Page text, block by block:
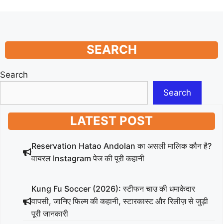
SEARCH
Search
Search
LATEST POST
Reservation Hatao Andolan का असली मालिक कौन है?
वायरल Instagram पेज की पूरी कहानी
Kung Fu Soccer (2026): स्टीफन चाउ की धमाकेदार
वापसी, जानिए फिल्म की कहानी, स्टारकास्ट और रिलीज़ से जुड़ी
पूरी जानकारी